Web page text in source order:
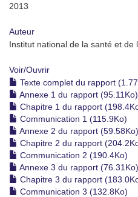
2013
Auteur
Institut national de la santé et
Voir/Ouvrir
Texte complet du rapport
Annexe 1 du rapport (95.11Ko)
Chapitre 1 du rapport
Communication 1 (115.9Ko)
Annexe 2 du rapport (59.58Ko)
Chapitre 2 du rapport
Communication 2 (190.4Ko)
Annexe 3 du rapport (76.31Ko)
Chapitre 3 du rapport
Communication 3 (132.8Ko)